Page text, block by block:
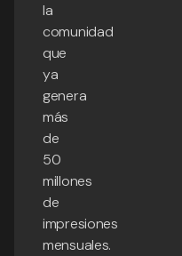
la
comunidad
que
ya
genera
más
de
50
millones
de
impresiones
mensuales.